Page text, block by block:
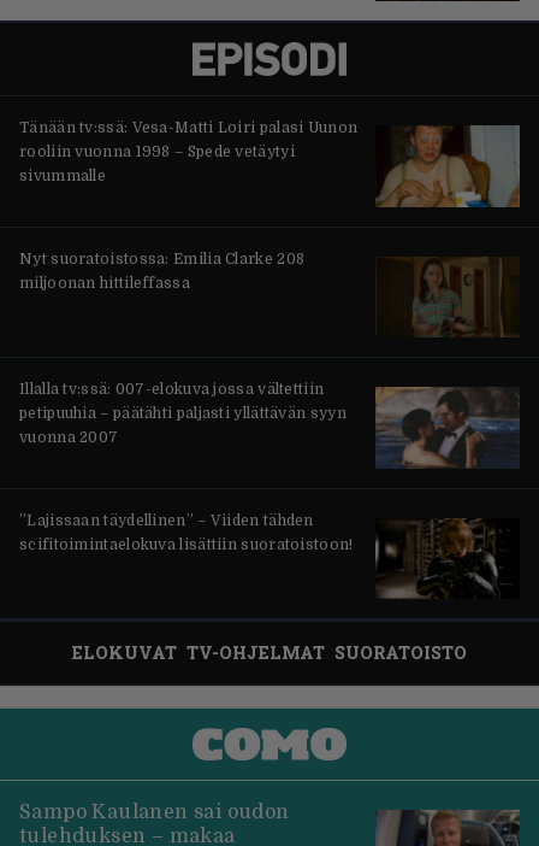
Tänään tv:ssä: Vesa-Matti Loiri palasi Uunon
rooliin vuonna 1998 – Spede vetäytyi
sivummalle
Nyt suoratoistossa: Emilia Clarke 208
miljoonan hittileffassa
Illalla tv:ssä: 007-elokuva jossa vältettiin
petipuuhia – päätähti paljasti yllättävän syyn
vuonna 2007
”Lajissaan täydellinen” – Viiden tähden
scifitoimintaelokuva lisättiin suoratoistoon!
ELOKUVAT TV-OHJELMAT SUORATOISTO
Sampo Kaulanen sai oudon
tulehduksen – makaa